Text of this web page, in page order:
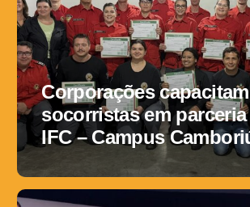
Corporações capacitam
socorristas em
IFC – Campus